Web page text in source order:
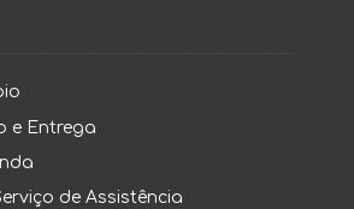
e Entrega
de Assistência